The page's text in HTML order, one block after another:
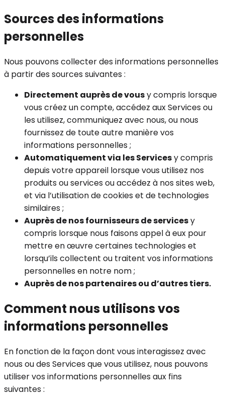
Sources des informations
personnelles
Nous pouvons collecter des informations personnelles
à partir des sources suivantes :
Directement auprès de vousy compris lorsque
vous créez un compte, accédez aux Services ou
les utilisez, communiquez avec nous, ou nous
fournissez de toute autre manière vos
informations personnelles ;
Automatiquement via les Servicesy compris
depuis votre appareil lorsque vous utilisez nos
produits ou services ou accédez à nos sites web,
et via l’utilisation de cookies et de technologies
similaires ;
Auprès de nos fournisseurs de servicesy
compris lorsque nous faisons appel à eux pour
mettre en œuvre certaines technologies et
lorsqu’ils collectent ou traitent vos informations
personnelles en notre nom ;
Auprès de nos partenaires ou d’autres tiers.
Comment nous utilisons vos
informations personnelles
En fonction de la façon dont vous interagissez avec
nous ou des Services que vous utilisez, nous pouvons
utiliser vos informations personnelles aux fins
suivantes :